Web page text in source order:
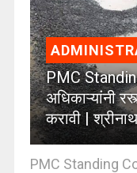
PMC
अधिकाऱ्यांनी
करावी |
PMC Standing